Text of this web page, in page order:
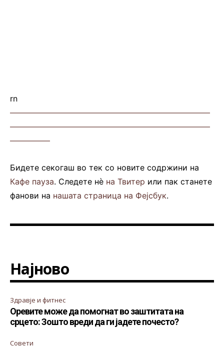
rn
—————————————————————————
—————————————————————————
—————
Бидете секогаш во тек со новите содржини на
Кафе пауза. Следете нè на Твитер или пак станете
фанови на нашата страница на Фејсбук.
Најново
Здравје и фитнес
Оревите може да помогнат во заштитата на
срцето: Зошто вреди да ги јадете почесто?
Совети